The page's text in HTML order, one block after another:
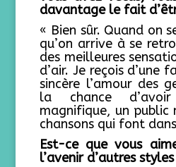
davantage le fait
« Bien sûr. Quand on
qu’on arrive à se
des meilleures
d’air. Je reçois d’une
sincère l’amour des
la chance
magnifique, un public
chansons qui font
Est-ce que vous
l’avenir d’autres